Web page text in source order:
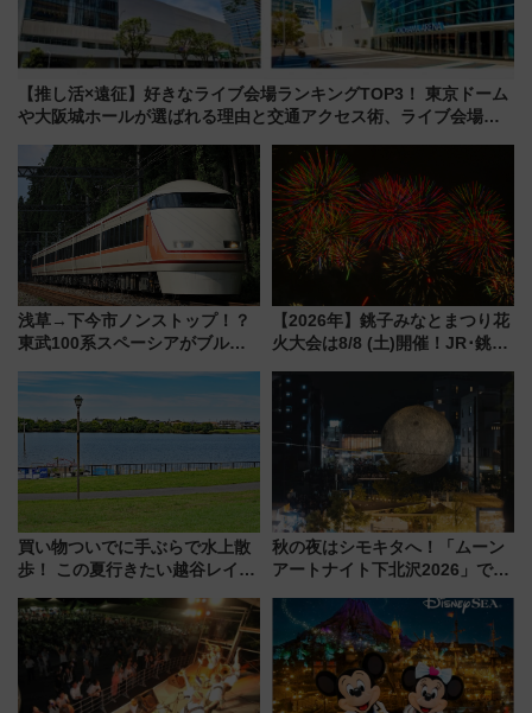
【推し活×遠征】好きなライブ会場ランキングTOP3！ 東京ドーム
や大阪城ホールが選ばれる理由と交通アクセス術、ライブ会場に
浅草→下今市ノンストップ！？
東武100系スペーシアがブルー
ー当時の停車駅」を再現 運転
時刻や特急券の買い方を紹介
【2026年】銚子みなとまつり花
火大会は8/8 (土)開催！JR･銚子
報、利根川に咲く8,000発の大迫
力＆屋台を満喫
買い物ついでに手ぶらで水上散
歩！ この夏行きたい越谷レイク
ア「LAKESIDE PARK」（埼玉
県越谷市）
秋の夜はシモキタへ！「ムーン
アートナイト下北沢2026」でイ
を満喫しよう